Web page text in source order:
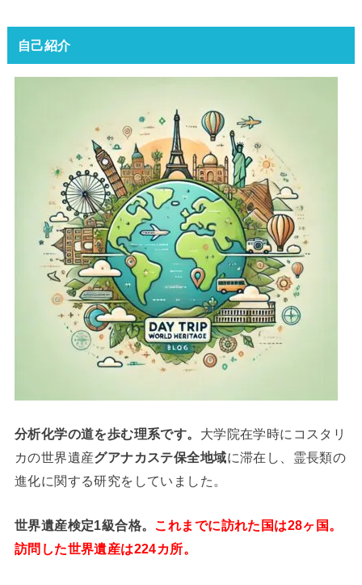
自己紹介
分析化学の道を歩む理系です。 大学院在学時にコスタリ
カの世界遺産グアナカステ保全地域に滞在し、霊長類の
進化に関する研究をしていました。
世界遺産検定1級合格。 これまでに訪れた国は28ヶ国。
訪問した世界遺産は224カ所。